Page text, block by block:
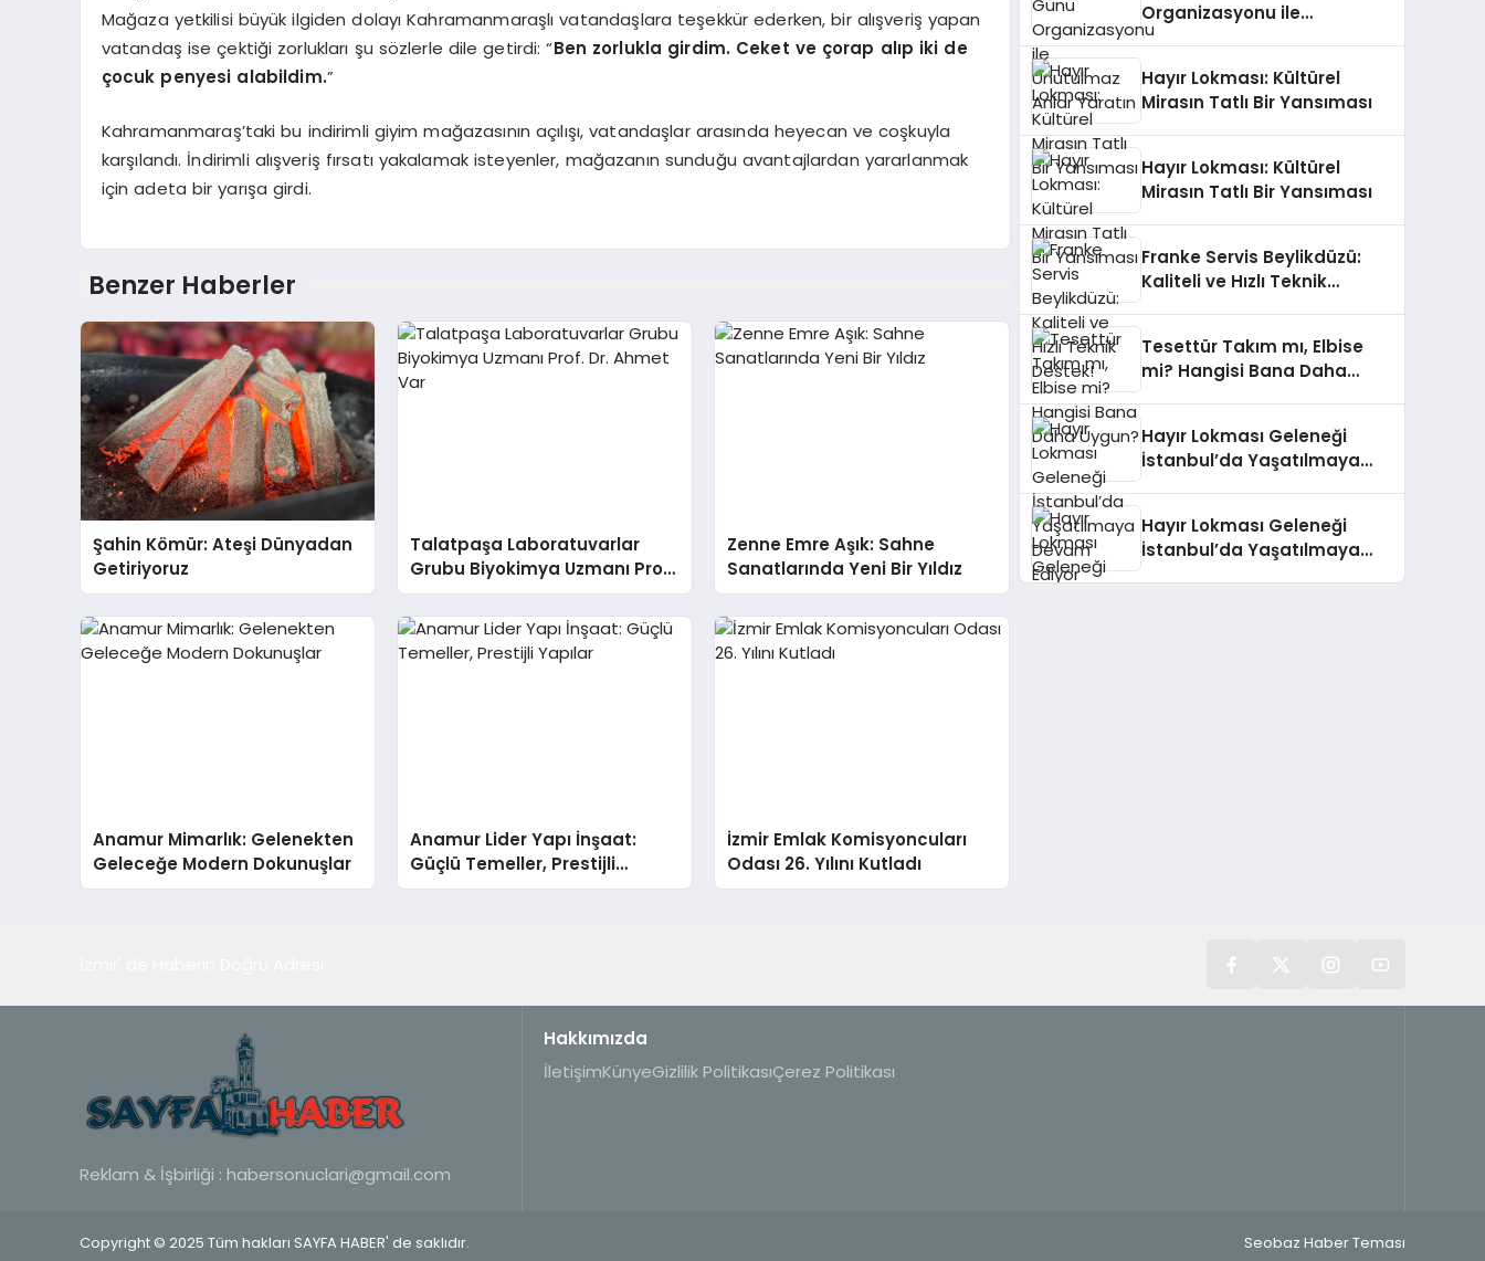
Mağaza yetkilisi büyük ilgiden dolayı Kahramanmaraşlı vatandaşlara teşekkür ederken, bir alışveriş yapan
vatandaş ise çektiği zorlukları şu sözlerle dile getirdi: “Ben zorlukla girdim. Ceket ve çorap alıp iki de
çocuk penyesi alabildim.”
Kahramanmaraş’taki bu indirimli giyim mağazasının açılışı, vatandaşlar arasında heyecan ve coşkuyla
karşılandı. İndirimli alışveriş fırsatı yakalamak isteyenler, mağazanın sunduğu avantajlardan yararlanmak
için adeta bir yarışa girdi.
Benzer Haberler
Şahin Kömür: Ateşi Dünyadan
Getiriyoruz
Talatpaşa Laboratuvarlar
Grubu Biyokimya Uzmanı Prof.
Dr. Ahmet Var
Zenne Emre Aşık: Sahne
Sanatlarında Yeni Bir Yıldız
Anamur Mimarlık: Gelenekten
Geleceğe Modern Dokunuşlar
Anamur Lider Yapı İnşaat:
Güçlü Temeller, Prestijli
Yapılar
İzmir Emlak Komisyoncuları
Odası 26. Yılını Kutladı
Organizasyonu ile
Unutulmaz Anlar Yaratın
Hayır Lokması: Kültürel
Mirasın Tatlı Bir Yansıması
Hayır Lokması: Kültürel
Mirasın Tatlı Bir Yansıması
Franke Servis Beylikdüzü:
Kaliteli ve Hızlı Teknik
Tesettür Takım mı, Elbise
mi? Hangisi Bana Daha
Hayır Lokması Geleneği
İstanbul’da Yaşatılmaya
Hayır Lokması Geleneği
İstanbul’da Yaşatılmaya
Reklam & İşbirliği : habersonuclari@gmail.com
Hakkımızda
İletişimKünyeGizlilik PolitikasıÇerez Politikası
Copyright © 2025 Tüm hakları SAYFA HABER' de saklıdır. Seobaz Haber Teması